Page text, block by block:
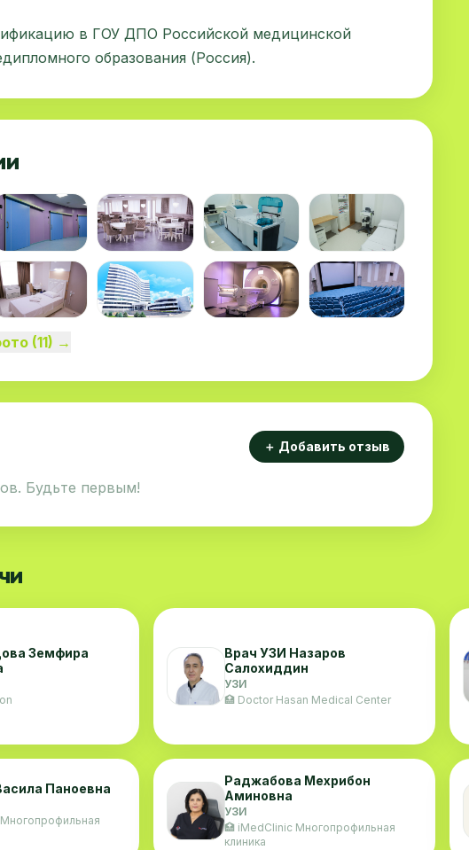
в ГОУ ДПО Российской медицинской
образования (Россия).
(11) →
＋ Добавить отзыв
Будьте первым!
Земфира
Врач УЗИ Назаров
Салохиддин
УЗИ
🏥 Doctor Hasan Medical Center
Паноевна
Раджабова Мехрибон
Аминовна
УЗИ
🏥 iMedClinic Многопрофильная
клиника